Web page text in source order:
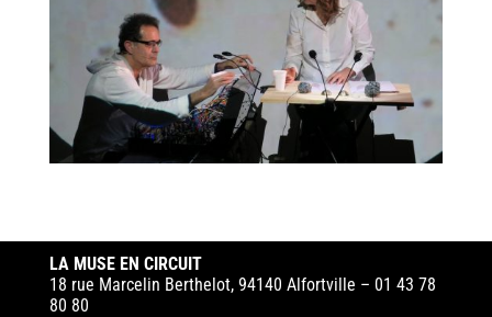
LA MUSE EN CIRCUIT
18 rue Marcelin Berthelot, 94140 Alfortville – 01 43 78
80 80